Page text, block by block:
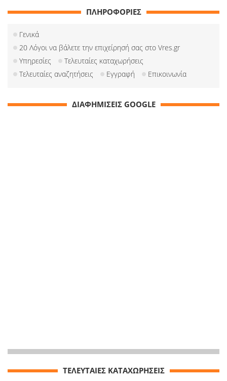
ΠΛΗΡΟΦΟΡΙΕΣ
Γενικά
20 Λόγοι να βάλετε την επιχείρησή σας στο Vres.gr
Υπηρεσίες
Τελευταίες καταχωρήσεις
Τελευταίες αναζητήσεις
Εγγραφή Επικοινωνία
ΔΙΑΦΗΜΙΣΕΙΣ GOOGLE
ΤΕΛΕΥΤΑΙΕΣ ΚΑΤΑΧΩΡΗΣΕΙΣ